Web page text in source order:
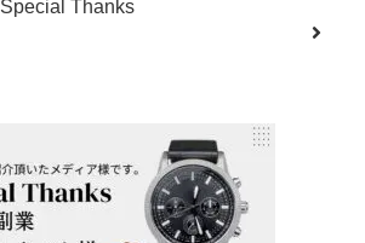
Special Thanks